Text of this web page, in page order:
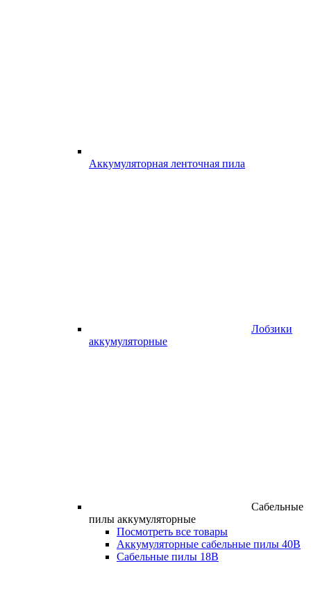
Аккумуляторная ленточная пила
Лобзики
аккумуляторные
Сабельные
пилы аккумуляторные
Посмотреть все товары
Аккумуляторные сабельные пилы 40В
Сабельные пилы 18В